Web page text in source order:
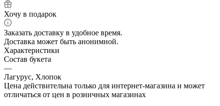
Хочу в подарок
Заказать доставку в удобное время.
Доставка может быть анонимной.
Характеристики
Состав букета
—
Лагурус, Хлопок
Цена действительна только для интернет-магазина и может
отличаться от цен в розничных магазинах